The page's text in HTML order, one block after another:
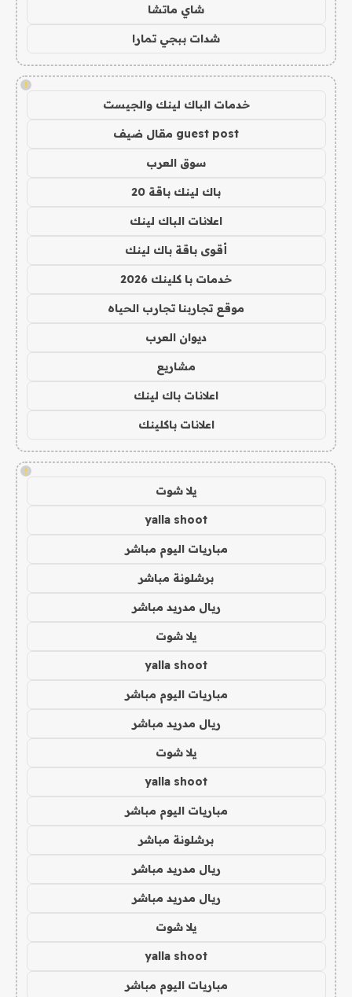
شاي ماتشا
شدات ببجي تمارا
!
خدمات الباك لينك والجيست
guest post مقال ضيف
سوق العرب
باك لينك باقة 20
اعلانات الباك لينك
أقوى باقة باك لينك
خدمات با كلينك 2026
موقع تجاربنا تجارب الحياه
ديوان العرب
مشاريع
اعلانات باك لينك
اعلانات باكلينك
!
يلا شوت
yalla shoot
مباريات اليوم مباشر
برشلونة مباشر
ريال مدريد مباشر
يلا شوت
yalla shoot
مباريات اليوم مباشر
ريال مدريد مباشر
يلا شوت
yalla shoot
مباريات اليوم مباشر
برشلونة مباشر
ريال مدريد مباشر
ريال مدريد مباشر
يلا شوت
yalla shoot
مباريات اليوم مباشر